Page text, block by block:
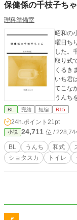
保健係の千枝子ち
理科準備室
昭和の
曜日ち
した。
取り式
くるき
いち君
てこな
うんち
BL 完結 短編 R15
24h.ポイント 21pt
小説 24,711 位 /
BL うんち 和式
ショタスカ
トイレ